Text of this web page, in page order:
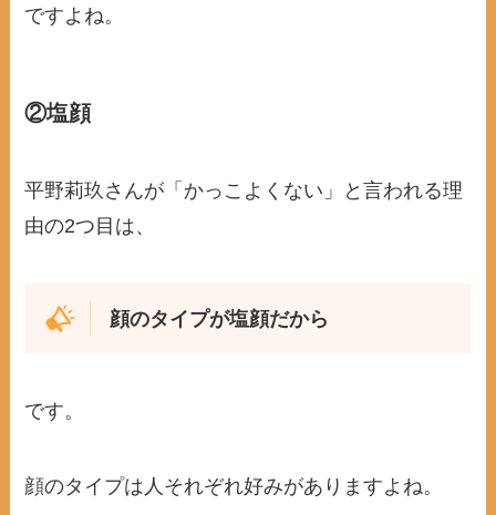
ですよね。
②塩顔
平野莉玖さんが「かっこよくない」と言われる理
由の2つ目は、
顔のタイプが塩顔だから
です。
顔のタイプは人それぞれ好みがありますよね。